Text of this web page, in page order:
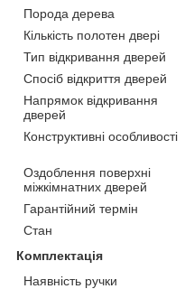
Порода дерева
Кількість полотен двері
Тип відкривання дверей
Спосіб відкриття дверей
Напрямок відкривання
дверей
Конструктивні особливості
Оздоблення поверхні
міжкімнатних дверей
Гарантійний термін
Стан
Комплектація
Наявність ручки